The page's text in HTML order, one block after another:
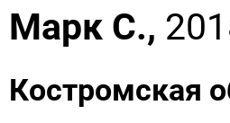
Марк С.,
Костромская